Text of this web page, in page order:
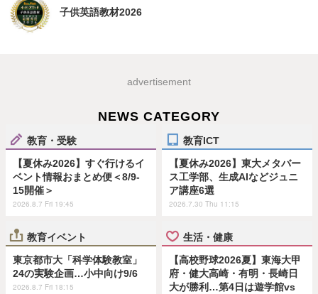
子供英語教材2026
advertisement
NEWS CATEGORY
教育・受験
【夏休み2026】すぐ行けるイ
ベント情報おまとめ便＜8/9-
15開催＞
2026.8.7 Fri 19:45
教育ICT
【夏休み2026】東大メタバー
ス工学部、生成AIなどジュニ
ア講座6選
2026.7.30 Thu 11:15
教育イベント
東京都市大「科学体験教室」
24の実験企画…小中向け9/6
2026.8.7 Fri 18:15
生活・健康
【高校野球2026夏】東海大甲
府・健大高崎・有明・長崎日
大が勝利…第4日は遊学館vs